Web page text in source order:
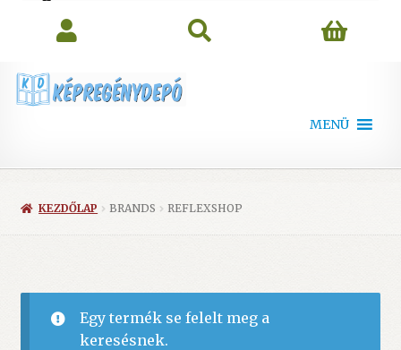
MENÜ
KEZDŐLAP BRANDS REFLEXSHOP
Egy termék se felelt meg a
keresésnek.